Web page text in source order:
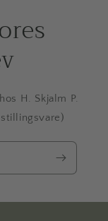
H. Skjalm P.